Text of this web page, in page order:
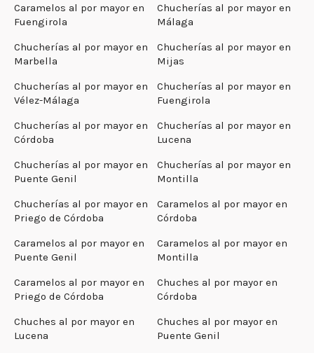
Caramelos al por mayor en
Fuengirola
Chucherías al por mayor en
Málaga
Chucherías al por mayor en
Marbella
Chucherías al por mayor en
Mijas
Chucherías al por mayor en
Vélez-Málaga
Chucherías al por mayor en
Fuengirola
Chucherías al por mayor en
Córdoba
Chucherías al por mayor en
Lucena
Chucherías al por mayor en
Puente Genil
Chucherías al por mayor en
Montilla
Chucherías al por mayor en
Priego de Córdoba
Caramelos al por mayor en
Córdoba
Caramelos al por mayor en
Puente Genil
Caramelos al por mayor en
Montilla
Caramelos al por mayor en
Priego de Córdoba
Chuches al por mayor en
Córdoba
Chuches al por mayor en
Lucena
Chuches al por mayor en
Puente Genil